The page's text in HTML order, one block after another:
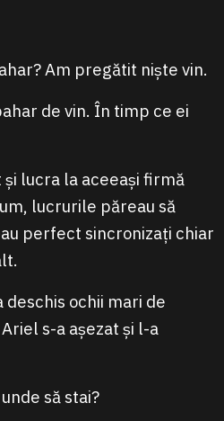
Am pregătit niște vin.
de vin. În timp ce ei
lucra la aceeași firmă
lucrurile păreau să
perfect sincronizați chiar
deschis ochii mari de
s-a așezat și l-a
să stai?